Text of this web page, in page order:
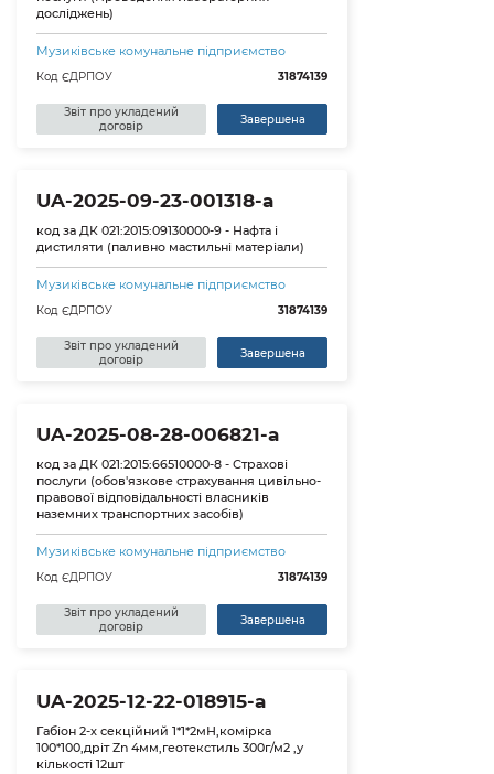
досліджень)
Музиківське комунальне підприємство
Код ЄДРПОУ 31874139
Звіт про укладений
договір
Завершена
UA-2025-09-23-001318-a
код за ДК 021:2015:09130000-9 - Нафта і
дистиляти (паливно мастильні матеріали)
Музиківське комунальне підприємство
Код ЄДРПОУ 31874139
Звіт про укладений
договір
Завершена
UA-2025-08-28-006821-a
код за ДК 021:2015:66510000-8 - Страхові
послуги (обов'язкове страхування цивільно-
правової відповідальності власників
наземних транспортних засобів)
Музиківське комунальне підприємство
Код ЄДРПОУ 31874139
Звіт про укладений
договір
Завершена
UA-2025-12-22-018915-a
Габіон 2-х секційний 1*1*2мН,комірка
100*100,дріт Zn 4мм,геотекстиль 300г/м2 ,у
кількості 12шт